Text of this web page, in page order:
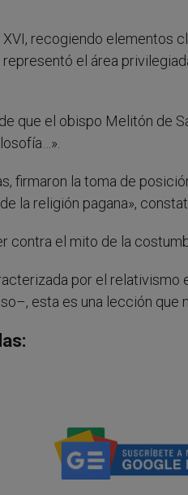
recogiendo elementos
el área
que el obispo Melitón de
firmaron la toma de
la religión pagana»,
contra el mito de la
por el
esta es una lección que